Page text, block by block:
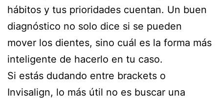
hábitos y tus prioridades cuentan. Un buen
diagnóstico no solo dice si se pueden
mover los dientes, sino cuál es la forma más
inteligente de hacerlo en tu caso.
Si estás dudando entre brackets o
Invisalign, lo más útil no es buscar una